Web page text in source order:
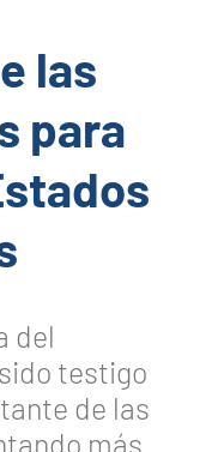
las
para
del
testigo
de las
más